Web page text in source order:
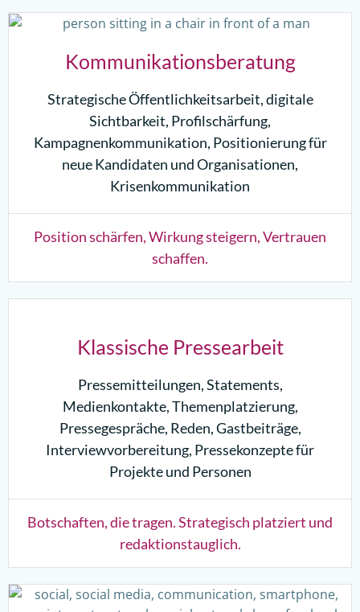
Kommunikationsberatung
Strategische Öffentlichkeitsarbeit, digitale
Sichtbarkeit, Profilschärfung,
Kampagnenkommunikation, Positionierung für
neue Kandidaten und Organisationen,
Krisenkommunikation
Position schärfen, Wirkung steigern, Vertrauen
schaffen.
Klassische Pressearbeit
Pressemitteilungen, Statements,
Medienkontakte, Themenplatzierung,
Pressegespräche, Reden, Gastbeiträge,
Interviewvorbereitung, Pressekonzepte für
Projekte und Personen
Botschaften, die tragen. Strategisch platziert und
redaktionstauglich.